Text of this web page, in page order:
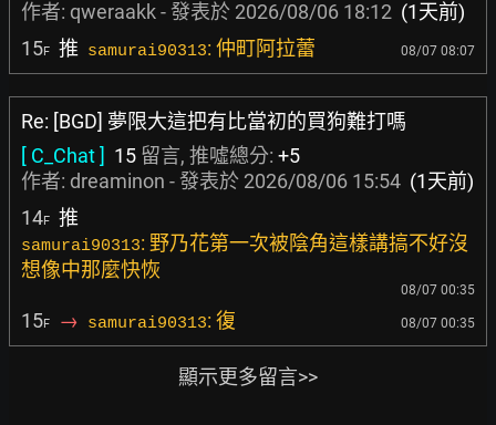
作者: qweraakk- 發表於 2026/08/06 18:12 (1天前)
15F 推 samurai90313: 仲町阿拉蕾 08/07 08:07
Re: [BGD] 夢限大這把有比當初的買狗難打嗎
[ C_Chat ] 15 留言, 推噓總分: +5
作者: dreaminon - 發表於 2026/08/06 15:54 (1天前)
14F 推
samurai90313: 野乃花第一次被陰角這樣講搞不好沒
想像中那麼快恢
08/07 00:35
15F → samurai90313: 復 08/07 00:35
顯示更多留言>>